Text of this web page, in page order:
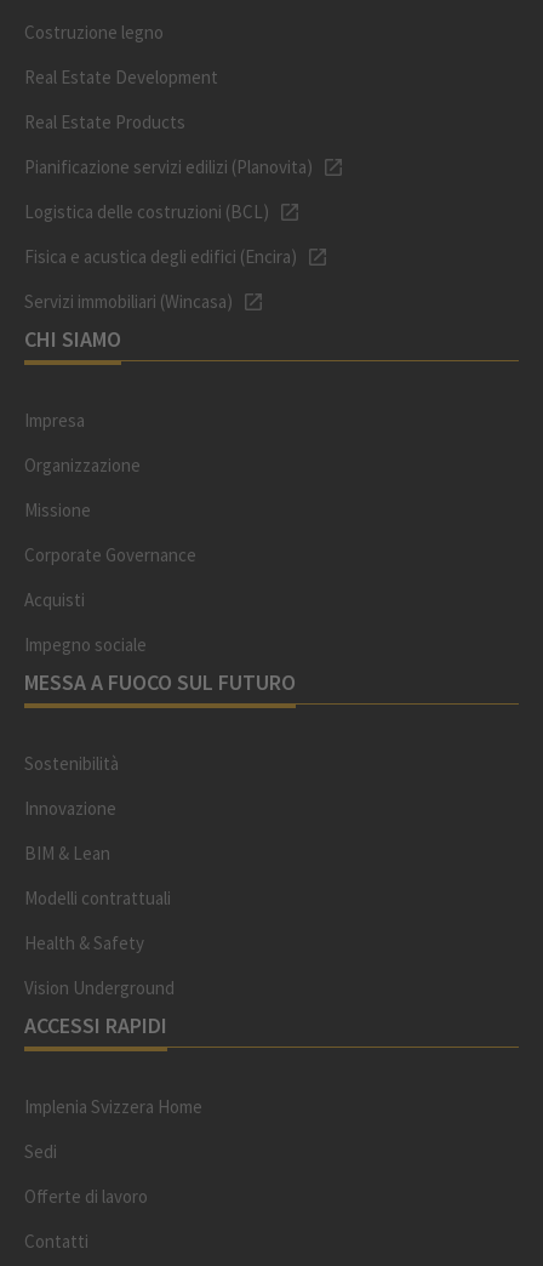
Costruzione legno
Real Estate Development
Real Estate Products
Pianificazione servizi edilizi (Planovita)
Logistica delle costruzioni (BCL)
Fisica e acustica degli edifici (Encira)
Servizi immobiliari (Wincasa)
CHI SIAMO
Impresa
Organizzazione
Missione
Corporate Governance
Acquisti
Impegno sociale
MESSA A FUOCO SUL FUTURO
Sostenibilità
Innovazione
BIM & Lean
Modelli contrattuali
Health & Safety
Vision Underground
ACCESSI RAPIDI
Implenia Svizzera Home
Sedi
Offerte di lavoro
Contatti